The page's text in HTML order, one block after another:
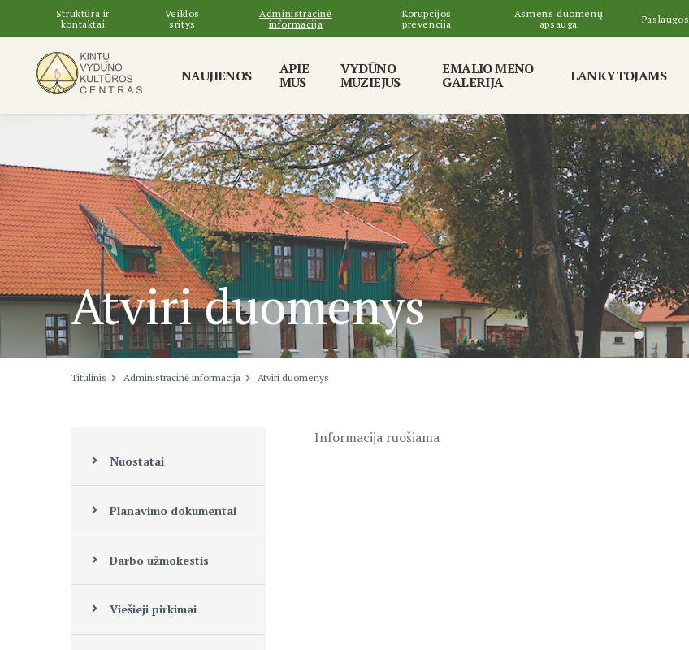
Struktūra ir
kontaktai
Veiklos
sritys
Administracinė
informacija
Korupcijos
prevencija
Asmens duomenų
apsauga
Paslaugos
NAUJIENOS APIE
MUS
VYDŪNO
MUZIEJUS
EMALIO MENO
GALERIJA LANKYTOJAMS
Atviri duomenys
Titulinis Administracinė informacija Atviri duomenys
Nuostatai
Planavimo dokumentai
Darbo užmokestis
Viešieji pirkimai
Informacija ruošiama